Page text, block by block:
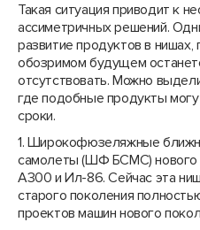
Такая ситуация приводит к
ассиметричных решений.
развитие продуктов в нишах,
обозримом будущем
отсутствовать. Можно
где подобные продукты
сроки.
1. Широкофюзеляжные
самолеты (ШФ БСМС) нового
A300 и Ил-86. Сейчас эта
старого поколения
проектов машин нового